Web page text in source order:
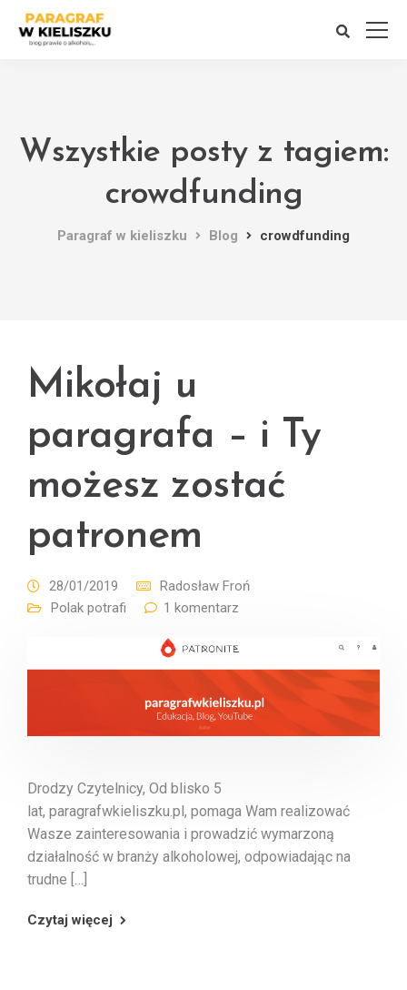
Wszystkie posty z tagiem:
crowdfunding
Paragraf w kieliszku Blog crowdfunding
Mikołaj u
paragrafa – i Ty
możesz zostać
patronem
28/01/2019
Radosław Froń
Polak potrafi
1 komentarz
Drodzy Czytelnicy, Od blisko 5
lat, paragrafwkieliszku.pl, pomaga Wam realizować
Wasze zainteresowania i prowadzić wymarzoną
działalność w branży alkoholowej, odpowiadając na
trudne […]
Czytaj więcej